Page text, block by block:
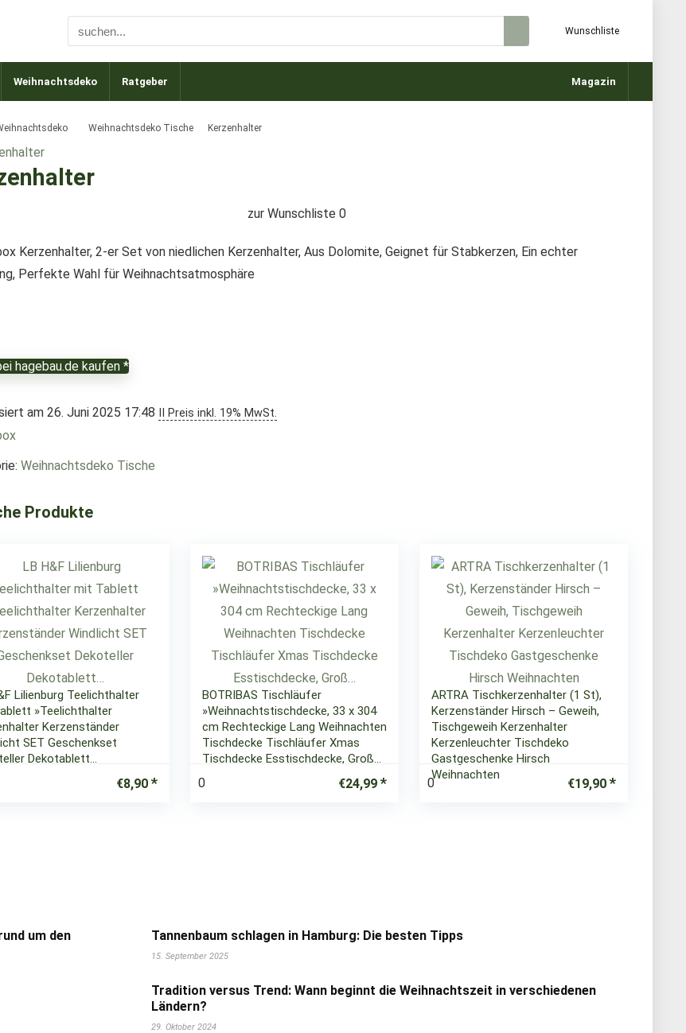
Wunschliste
Weihnachtsdeko Ratgeber Magazin
Weihnachtsdeko Tische Kerzenhalter
zur Wunschliste 0
Kerzenhalter, 2-er Set von niedlichen Kerzenhalter, Aus Dolomite, Geignet für Stabkerzen, Ein echter
Perfekte Wahl für Weihnachtsatmosphäre
hagebau.de kaufen *
am 26. Juni 2025 17:48 II Preis inkl. 19% MwSt.
Weihnachtsdeko Tische
Produkte
Lilienburg Teelichthalter
»Teelichthalter
Kerzenständer
SET Geschenkset
Dekotablett…
€8,90
BOTRIBAS Tischläufer
»Weihnachtstischdecke, 33 x 304
cm Rechteckige Lang Weihnachten
Tischdecke Tischläufer Xmas
Tischdecke Esstischdecke, Groß…
0 €24,99
ARTRA Tischkerzenhalter (1 St),
Kerzenständer Hirsch – Geweih,
Tischgeweih Kerzenhalter
Kerzenleuchter Tischdeko
Gastgeschenke Hirsch
Weihnachten
0 €19,90
um den
Tannenbaum schlagen in Hamburg: Die besten Tipps
15. September 2025
Tradition versus Trend: Wann beginnt die Weihnachtszeit in verschiedenen
Ländern?
29. Oktober 2024